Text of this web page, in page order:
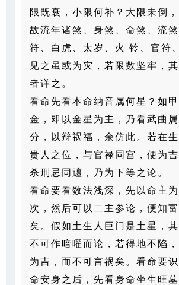
限既衰，小限何补？大限未倒
故流年诸煞、身煞、命煞、流
符、白虎、太岁、火 铃、官符
见之虽或为灾，若限数坚牢，
者详之。
看命先看本命纳音属何星？如
金，即以金星为主，乃看武曲
分，以辩祸福，余仿此。若在
贵人之位，与官禄同宫，便为
杀刑忌同躔，乃为下等之论。
看命要看数法浅深，先以命主
次，然后可以二主参论，便知
矣。假如土生人巨门 是土星，
不可作暗曜而论，若得地不陷
为吉，而不可言祸矣。看命要
命安身之后，先看身命坐生旺